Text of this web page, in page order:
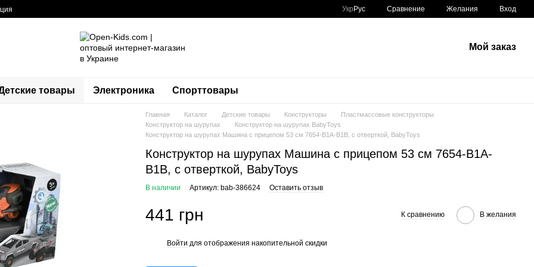
Укр Рус Сравнение Желания Вход
Мой заказ
товары Электроника Спорттовары
Главная Каталог Детские товары Конструкторы
Пластмассовые конструкторы
Конструктор на шурупах
Конструктор на шурупах BabyToys
Конструктор на шурупах Машина с прицепом 53 см 7654-B1A-B1B, с отверткой, BabyToys
Конструктор на шурупах Машина с прицепом 53 см 7654-B1A-
B1B, с отверткой, BabyToys
В наличии Артикул: bab-386624 Оставить отзыв
441 грн К сравнению В желания
Войти для отображения накопительной скидки